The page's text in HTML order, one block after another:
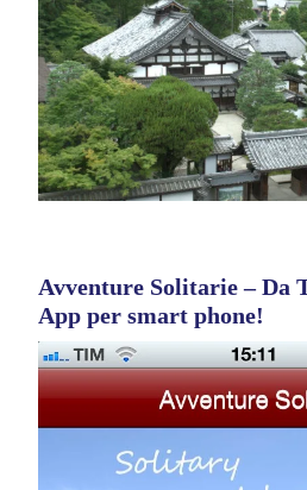
Avventure Solitarie – Da
App per smart phone!